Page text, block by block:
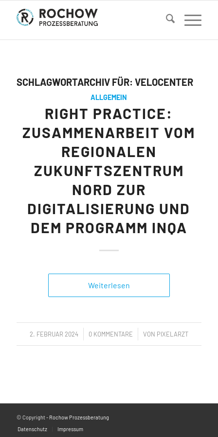
SCHLAGWORTARCHIV FÜR: VELOCENTER
ALLGEMEIN
RIGHT PRACTICE:
ZUSAMMENARBEIT VOM
REGIONALEN
ZUKUNFTSZENTRUM
NORD ZUR
DIGITALISIERUNG UND
DEM PROGRAMM INQA
Weiterlesen
2. FEBRUAR 2024
/ 0 KOMMENTARE
/ VON PIXELARZT
© Copyright - Rochow Prozessberatung
Datenschutz
Impressum